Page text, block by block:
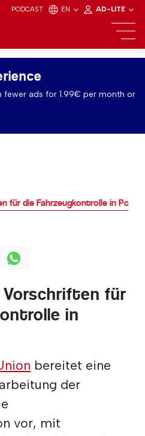
PODCAST EN AD-LITE
fewer ads for 1.99€ per month or
für die Fahrzeugkontrolle in
für
in
bereitet eine
der
vor, mit